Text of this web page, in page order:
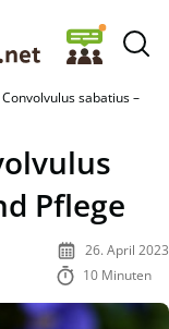
sabatius –
Pflege
26. April 2023
10 Minuten